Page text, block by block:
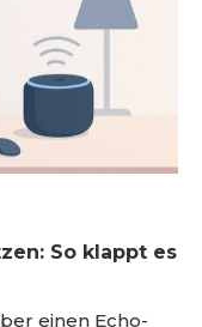
So klappt es
einen Echo-